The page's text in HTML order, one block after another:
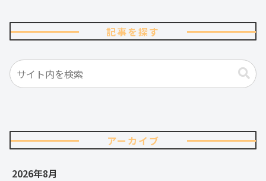
記事を探す
アーカイブ
2026年8月